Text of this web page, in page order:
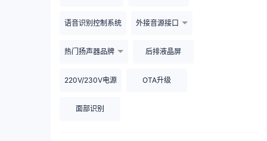
语音识别控制系统 外接音源接口
热门扬声器品牌 后排液晶屏
220V/230V电源 OTA升级
面部识别